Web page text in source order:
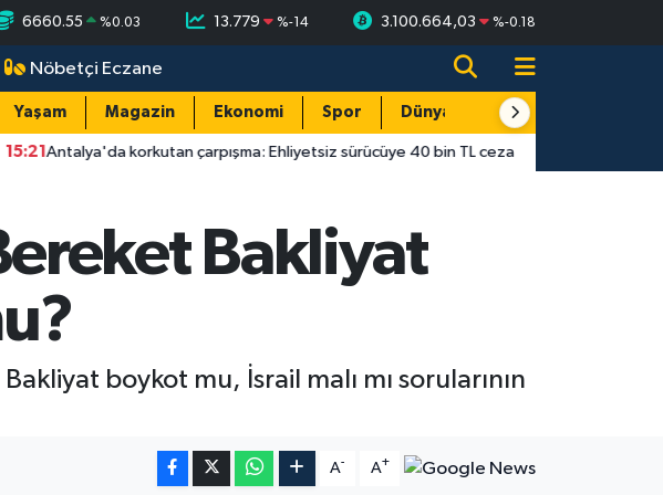
6660.55 %0.03 13.779 %-14 3.100.664,03 %-0.18
Nöbetçi Eczane
Yaşam Magazin Ekonomi Spor Dünya Resmi Reklamlar
korkutan çarpışma: Ehliyetsiz sürücüye 40 bin TL ceza 14:55
Bakliyat
boykot mu, İsrail malı mı sorularının
A- A+